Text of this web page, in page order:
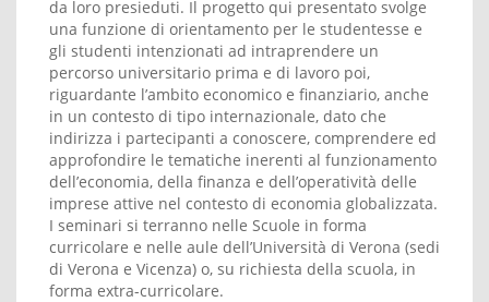
da loro presieduti. Il progetto qui presentato svolge
una funzione di orientamento per le studentesse e
gli studenti intenzionati ad intraprendere un
percorso universitario prima e di lavoro poi,
riguardante l’ambito economico e finanziario, anche
in un contesto di tipo internazionale, dato che
indirizza i partecipanti a conoscere, comprendere ed
approfondire le tematiche inerenti al funzionamento
dell’economia, della finanza e dell’operatività delle
imprese attive nel contesto di economia globalizzata.
I seminari si terranno nelle Scuole in forma
curricolare e nelle aule dell’Università di Verona (sedi
di Verona e Vicenza) o, su richiesta della scuola, in
forma extra-curricolare.